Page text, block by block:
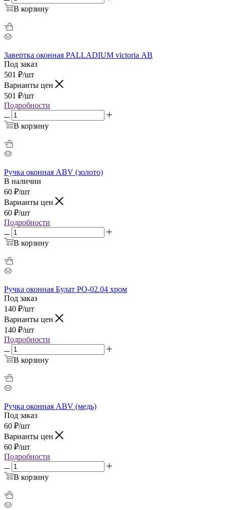
В корзину
Завертка оконная PALLADIUM victoria АВ
Под заказ
501 ₽/шт
Варианты цен
501 ₽/шт
Подробности
В корзину
Ручка оконная ABV (золото)
В наличии
60 ₽/шт
Варианты цен
60 ₽/шт
Подробности
В корзину
Ручка оконная Булат РО-02.04 хром
Под заказ
140 ₽/шт
Варианты цен
140 ₽/шт
Подробности
В корзину
Ручка оконная ABV (медь)
Под заказ
60 ₽/шт
Варианты цен
60 ₽/шт
Подробности
В корзину